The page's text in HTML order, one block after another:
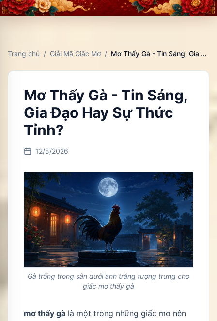
Trang chủ / Giải Mã Giấc Mơ / Mơ Thấy Gà - Tin Sáng, Gia Đạo Hay Sự Thức Tỉnh?
Mơ Thấy Gà - Tin Sáng,
Gia Đạo Hay Sự Thức
Tỉnh?
12/5/2026
Gà trống trong sân dưới ánh trăng tượng trưng cho
giấc mơ thấy gà
mơ thấy gà là một trong những giấc mơ nên